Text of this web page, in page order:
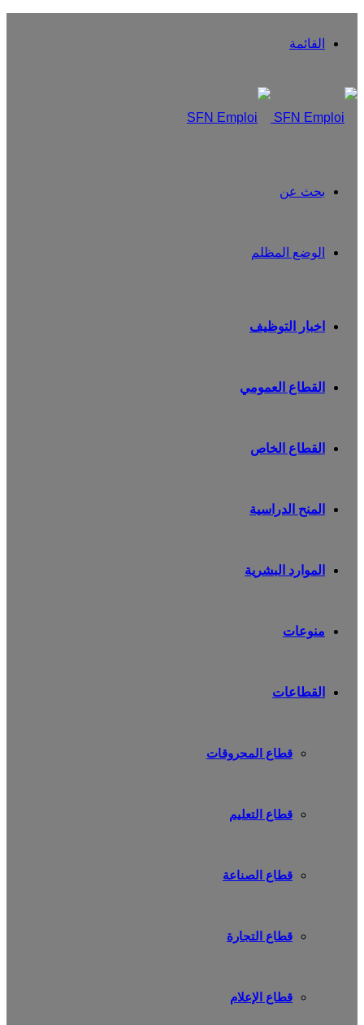
القائمة
بحث عن
الوضع المظلم
اخبار التوظيف
القطاع العمومي
القطاع الخاص
المنح الدراسية
الموارد البشرية
منوعات
القطاعات
قطاع المحروقات
قطاع التعليم
قطاع الصناعة
قطاع التجارة
قطاع الإعلام